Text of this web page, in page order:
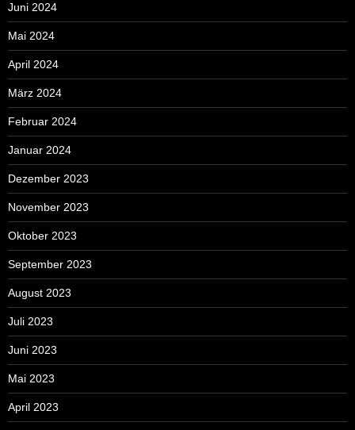
Juni 2024
Mai 2024
April 2024
März 2024
Februar 2024
Januar 2024
Dezember 2023
November 2023
Oktober 2023
September 2023
August 2023
Juli 2023
Juni 2023
Mai 2023
April 2023